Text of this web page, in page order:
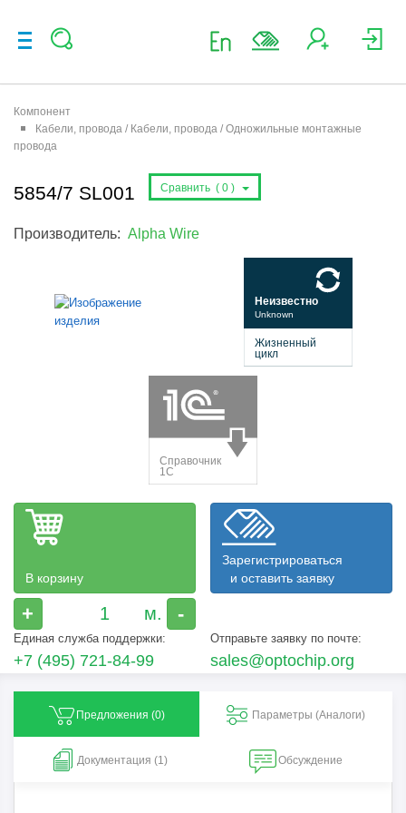
Компонент
Кабели, провода / Кабели, провода / Одножильные монтажные
провода
5854/7 SL001 Сравнить ( 0 )
Производитель: Alpha Wire
В корзину
+ -
Зарегистрироваться
и оставить заявку
Единая служба поддержки:
+7 (495) 721-84-99
Отправьте заявку по почте:
sales@optochip.org
Предложения (0) Параметры (Aналоги)
Документация (1) Обсуждение